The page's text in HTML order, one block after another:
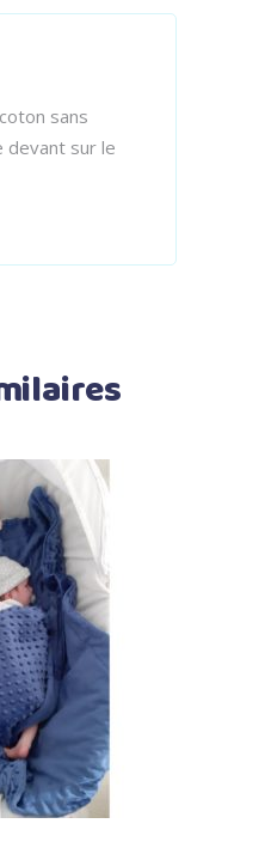
sans
devant sur le
panier